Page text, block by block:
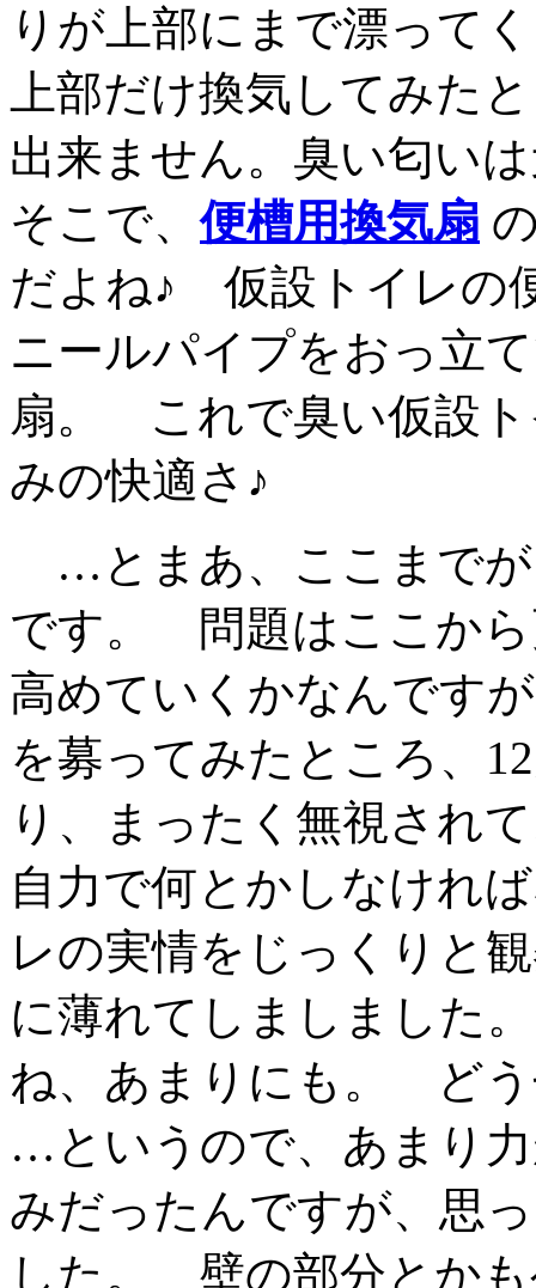
りが上部にまで漂って
上部だけ換気してみた
出来ません。臭い匂い
そこで、便槽用換気扇
だよね♪ 仮設トイレの
ニールパイプをおっ立
扇。 これで臭い仮設ト
みの快適さ♪
…とまあ、ここまでが
です。 問題はここから
高めていくかなんです
を募ってみたところ、
り、まったく無視され
自力で何とかしなけれ
レの実情をじっくりと
に薄れてしましました
ね、あまりにも。 どう
…というので、あまり
みだったんですが、思
した。 壁の部分とか